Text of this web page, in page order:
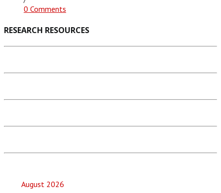
0 Comments
RESEARCH RESOURCES
August 2026